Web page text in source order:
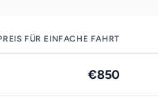
FÜR EINFACHE FAHRT
€850